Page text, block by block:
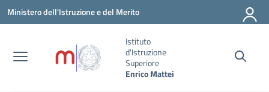
Vai ai contenuti
Vai al menu di navigazione
Vai al footer
Ministero dell'Istruzione e del Merito
Istituto
d'Istruzione
Superiore
Enrico Mattei